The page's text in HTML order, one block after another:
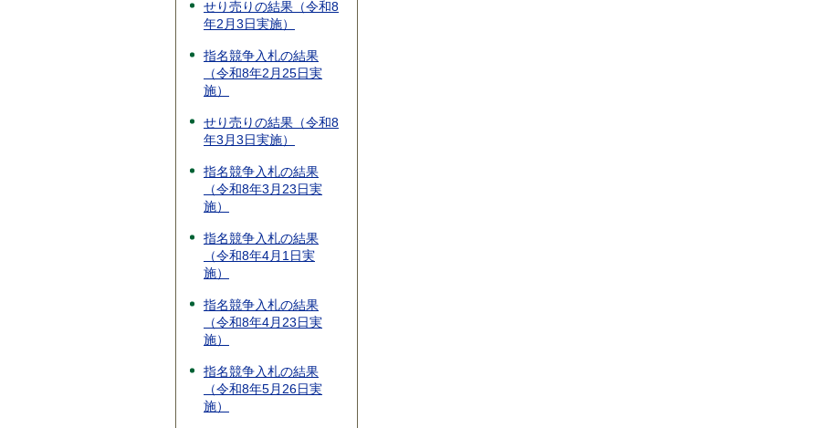
せり売りの結果（令和8
年2月3日実施）
指名競争入札の結果
（令和8年2月25日実
施）
せり売りの結果（令和8
年3月3日実施）
指名競争入札の結果
（令和8年3月23日実
施）
指名競争入札の結果
（令和8年4月1日実
施）
指名競争入札の結果
（令和8年4月23日実
施）
指名競争入札の結果
（令和8年5月26日実
施）